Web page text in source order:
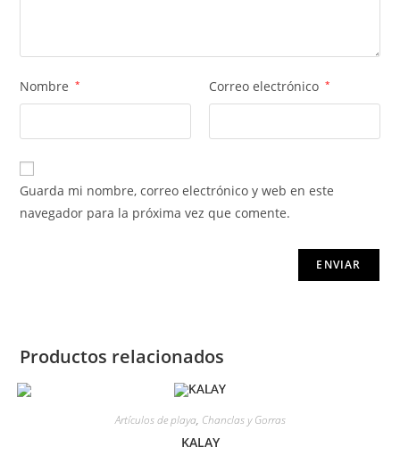
Nombre * Correo electrónico *
Guarda mi nombre, correo electrónico y web en este
navegador para la próxima vez que comente.
Productos relacionados
Artículos de playa, Chanclas y Gorras
KALAY